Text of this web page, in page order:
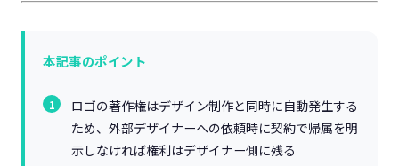
本記事のポイント
ロゴの著作権はデザイン制作と同時に自動発生する
ため、外部デザイナーへの依頼時に契約で帰属を明
示しなければ権利はデザイナー側に残る